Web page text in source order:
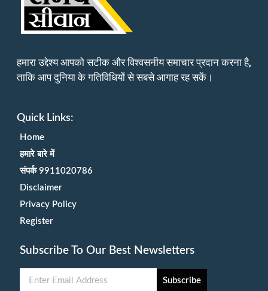
हमारा उद्देश्य आपको सटीक और विश्वसनीय समाचार प्रदान करना है,
ताकि आप दुनिया के गतिविधियों से सबसे आगाह रह सकें।
Quick Links:
Home
हमारे बारे में
संपर्क 9911020786
Disclaimer
Privacy Policy
Register
Subscribe To Our Best Newsletters
Subscribe